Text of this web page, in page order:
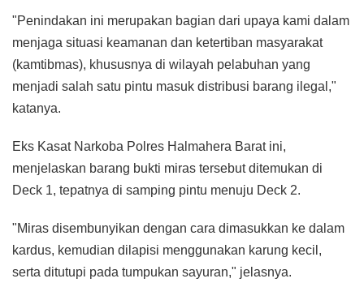
"Penindakan ini merupakan bagian dari upaya kami dalam
menjaga situasi keamanan dan ketertiban masyarakat
(kamtibmas), khususnya di wilayah pelabuhan yang
menjadi salah satu pintu masuk distribusi barang ilegal,"
katanya.
Eks Kasat Narkoba Polres Halmahera Barat ini,
menjelaskan barang bukti miras tersebut ditemukan di
Deck 1, tepatnya di samping pintu menuju Deck 2.
"Miras disembunyikan dengan cara dimasukkan ke dalam
kardus, kemudian dilapisi menggunakan karung kecil,
serta ditutupi pada tumpukan sayuran," jelasnya.